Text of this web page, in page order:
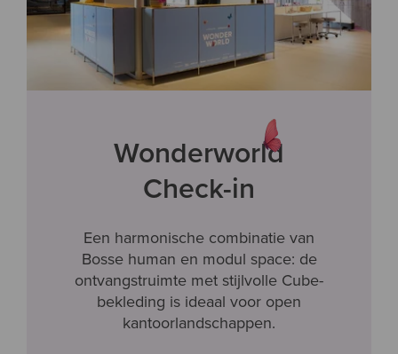
Wonderworld
Check-in
Een harmonische combinatie van
Bosse human en modul space: de
ontvangstruimte met stijlvolle Cube-
bekleding is ideaal voor open
kantoorlandschappen.